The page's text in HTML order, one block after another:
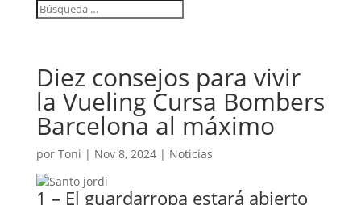
Diez consejos para vivir
la Vueling Cursa Bombers
Barcelona al máximo
por Toni | Nov 8, 2024| Noticias
1 – El guardarropa estará abierto